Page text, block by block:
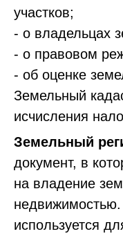
участков;
- о владельцах
- o правовом
- об оценке
Земельный
исчисления
Земельный
документ, в
на владение
используется